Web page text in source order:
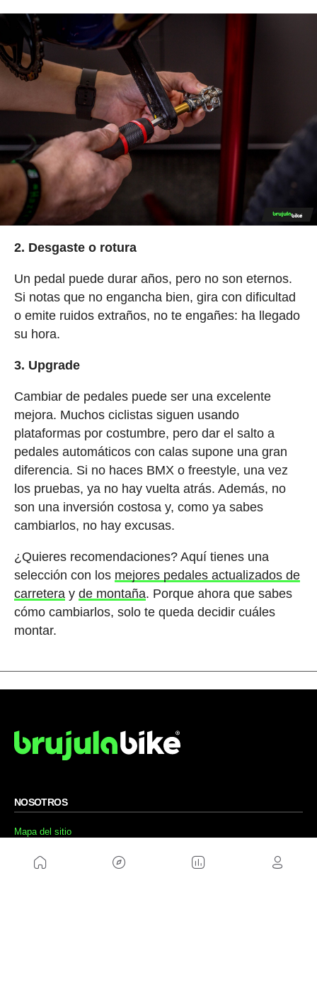
2. Desgaste o rotura
Un pedal puede durar años, pero no son eternos.
Si notas que no engancha bien, gira con dificultad
o emite ruidos extraños, no te engañes: ha llegado
su hora.
3. Upgrade
Cambiar de pedales puede ser una excelente
mejora. Muchos ciclistas siguen usando
plataformas por costumbre, pero dar el salto a
pedales automáticos con calas supone una gran
diferencia. Si no haces BMX o freestyle, una vez
los pruebas, ya no hay vuelta atrás. Además, no
son una inversión costosa y, como ya sabes
cambiarlos, no hay excusas.
¿Quieres recomendaciones? Aquí tienes una
selección con los mejores pedales actualizados de
carreteray de montaña. Porque ahora que sabes
cómo cambiarlos, solo te queda decidir cuáles
montar.
NOSOTROS
Mapa del sitio
Política de cookies